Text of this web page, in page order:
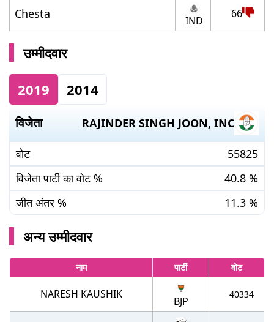
Chesta IND
66
उम्मीदवार
2019
2014
विजेता RAJINDER SINGH JOON, INC
वोट
55825
विजेता पार्टी का वोट %
40.8 %
जीत अंतर %
11.3 %
अन्य उम्मीदवार
नाम पार्टी वोट
NARESH KAUSHIK
BJP
40334